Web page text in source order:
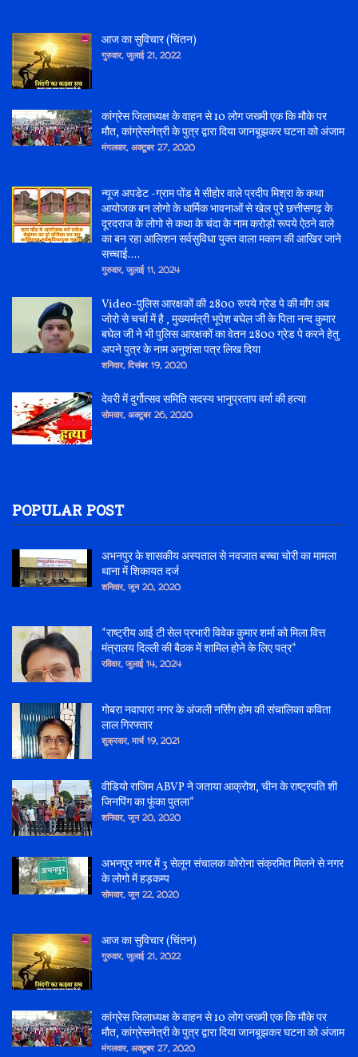
आज का सुविचार (चिंतन)
गुरुवार, जुलाई 21, 2022
कांग्रेस जिलाध्यक्ष के वाहन से 10 लोग जख्मी एक कि मौके पर
मौत, कांग्रेसनेत्री के पुत्र द्वारा दिया जानबूझकर घटना को अंजाम
मंगलवार, अक्टूबर 27, 2020
न्यूज अपडेट -ग्राम पोंड मे सीहोर वाले प्रदीप मिश्रा के कथा
आयोजक बन लोगो के धार्मिक भावनाओं से खेल पुरे छत्तीसगढ़ के
दूरदराज के लोगो से कथा के चंदा के नाम करोड़ो रूपये ऐठने वाले
का बन रहा आलिशन सर्वसुविधा युक्त वाला मकान की आखिर जाने
सच्चाई....
गुरुवार, जुलाई 11, 2024
Video-पुलिस आरक्षकों की 2800 रुपये ग्रेड पे की माँग अब
जोरो से चर्चा में है , मुख्यमंत्री भूपेश बघेल जी के पिता नन्द कुमार
बघेल जी ने भी पुलिस आरक्षकों का वेतन 2800 ग्रेड पे करने हेतु
अपने पुत्र के नाम अनुशंसा पत्र लिख दिया
शनिवार, दिसंबर 19, 2020
देवरी में दुर्गोत्सव समिति सदस्य भानुप्रताप वर्मा की हत्या
सोमवार, अक्टूबर 26, 2020
POPULAR POST
अभनपुर के शासकीय अस्पताल से नवजात बच्चा चोरी का मामला
थाना में शिकायत दर्ज
शनिवार, जून 20, 2020
*राष्ट्रीय आई टी सेल प्रभारी विवेक कुमार शर्मा को मिला वित्त
मंत्रालय दिल्ली की बैठक में शामिल होने के लिए पत्र*
रविवार, जुलाई 14, 2024
गोबरा नवापारा नगर के अंजली नर्सिंग होम की संचालिका कविता
लाल गिरफ्तार
शुक्रवार, मार्च 19, 2021
वीडियो राजिम ABVP ने जताया आक्रोश, चीन के राष्ट्रपति शी
जिनपिंग का फूंका पुतला*
शनिवार, जून 20, 2020
अभनपुर नगर में 3 सेलून संचालक कोरोना संक्रमित मिलने से नगर
के लोगो में हड़कम्प
सोमवार, जून 22, 2020
आज का सुविचार (चिंतन)
गुरुवार, जुलाई 21, 2022
कांग्रेस जिलाध्यक्ष के वाहन से 10 लोग जख्मी एक कि मौके पर
मौत, कांग्रेसनेत्री के पुत्र द्वारा दिया जानबूझकर घटना को अंजाम
मंगलवार, अक्टूबर 27, 2020